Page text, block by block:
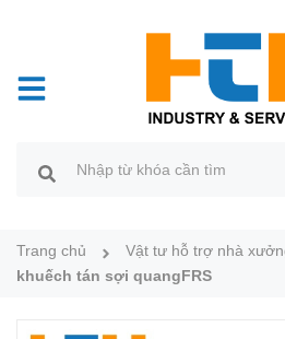
Trang chủ Vật tư hỗ trợ nhà
khuếch tán sợi quangFRS